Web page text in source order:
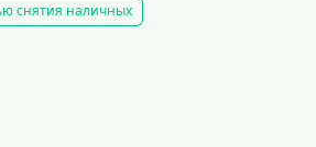
снятия наличных